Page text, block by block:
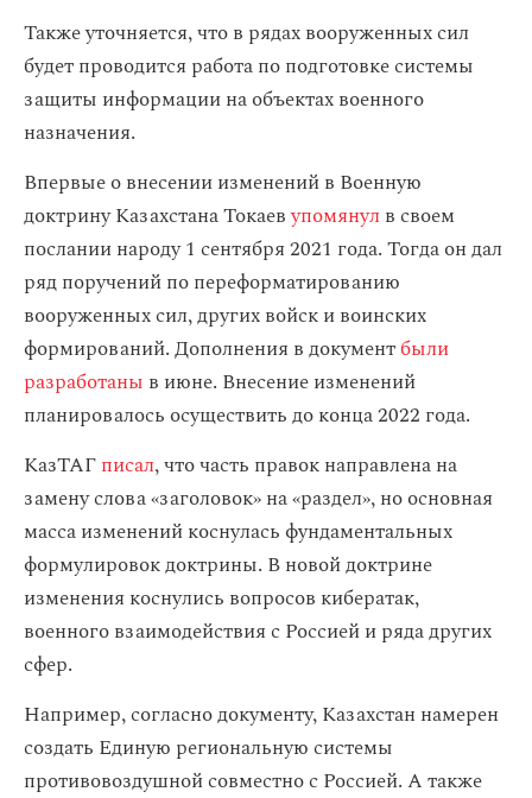
Также уточняется, что в рядах вооруженных сил
будет проводится работа по подготовке системы
защиты информации на объектах военного
назначения.
Впервые о внесении изменений в Военную
доктрину Казахстана Токаевупомянул в своем
послании народу 1 сентября 2021 года. Тогда он дал
ряд поручений по переформатированию
вооруженных сил, других войск и воинских
формирований. Дополнения в документбыли
разработаны в июне. Внесение изменений
планировалось осуществить до конца 2022 года.
КазТАГписал, что часть правок направлена на
замену слова «заголовок» на «раздел», но основная
масса изменений коснулась фундаментальных
формулировок доктрины. В новой доктрине
изменения коснулись вопросов кибератак,
военного взаимодействия с Россией и ряда других
сфер.
Например, согласно документу, Казахстан намерен
создать Единую региональную системы
противовоздушной совместно с Россией. А также